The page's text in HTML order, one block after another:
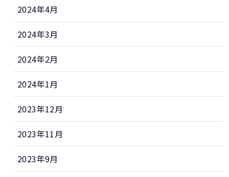
2024年4月
2024年3月
2024年2月
2024年1月
2023年12月
2023年11月
2023年9月